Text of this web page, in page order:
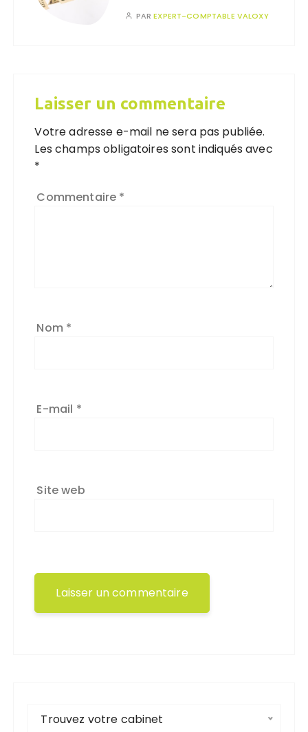
PAREXPERT-COMPTABLE VALOXY
Laisser un commentaire
Votre adresse e-mail ne sera pas publiée.
Les champs obligatoires sont indiqués avec
*
Commentaire *
Nom *
E-mail *
Site web
Trouvez votre cabinet